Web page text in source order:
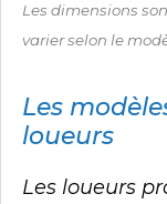
Les dimensions
varier selon le
Les
loueurs
Les loueurs